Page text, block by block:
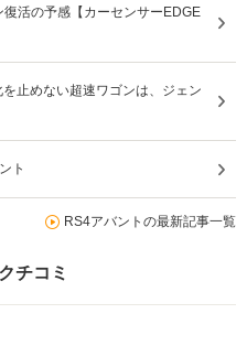
活の予感【カーセンサーEDGE
止めない超速ワゴンは、ジェン
ト
RS4アバントの最新記事一覧
チコミ